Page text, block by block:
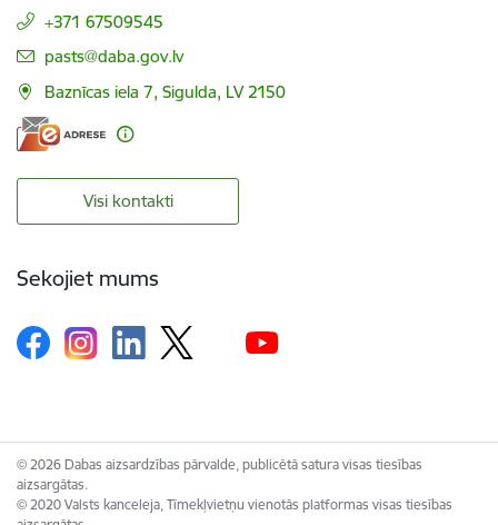
+371 67509545
E-pasts:
pasts@daba.gov.lv
Baznīcas iela 7, Sigulda, LV 2150
Visi kontakti
Sekojiet mums
© 2026 Dabas aizsardzības pārvalde, publicētā satura visas tiesības
aizsargātas.
© 2020 Valsts kanceleja, Tīmekļvietņu vienotās platformas visas tiesības